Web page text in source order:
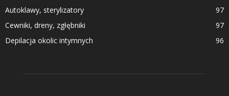
Autoklawy, sterylizatory
97
Cewniki, dreny, zgłębniki
97
Depilacja okolic intymnych
96